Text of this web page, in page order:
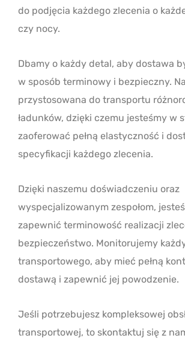
do podjęcia każdego zlecenia o
czy nocy.
Dbamy o każdy detal, aby dostawa
w sposób terminowy i bezpieczny.
przystosowana do transportu
ładunków, dzięki czemu jesteśmy w
zaoferować pełną elastyczność i
specyfikacji każdego zlecenia.
Dzięki naszemu doświadczeniu oraz
wyspecjalizowanym zespołom,
zapewnić terminowość realizacji
bezpieczeństwo. Monitorujemy
transportowego, aby mieć pełną
dostawą i zapewnić jej powodzenie.
Jeśli potrzebujesz kompleksowej
transportowej, to skontaktuj się z